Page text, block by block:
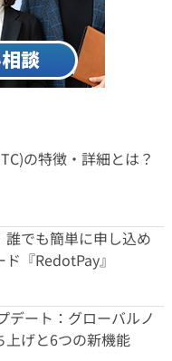
の特徴・詳細とは？
でも簡単に申し込め
『RedotPay』
デート：グローバルノ
上げと6つの新機能